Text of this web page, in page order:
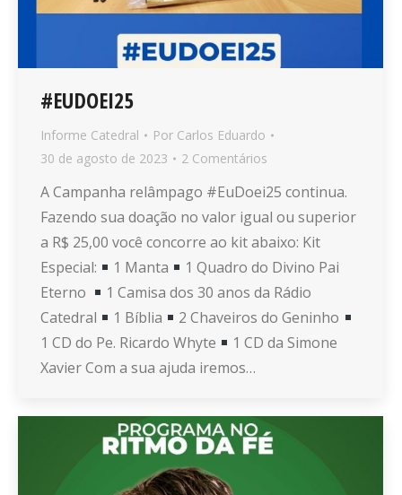
#EUDOEI25
Informe Catedral Por Carlos Eduardo
30 de agosto de 2023
2 Comentários
A Campanha relâmpago #EuDoei25 continua.
Fazendo sua doação no valor igual ou superior
a R$ 25,00 você concorre ao kit abaixo: Kit
Especial:
1 Manta
1 Quadro do Divino Pai
Eterno
1 Camisa dos 30 anos da Rádio
Catedral
1 Bíblia
2 Chaveiros do Geninho
1 CD do Pe. Ricardo Whyte
1 CD da Simone
Xavier Com a sua ajuda iremos…